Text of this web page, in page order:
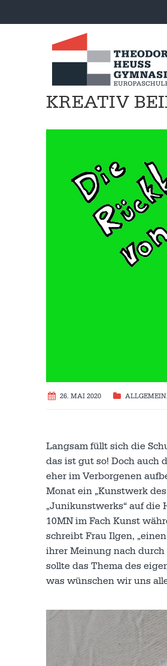
KREATIV
26. MAI 2020 ALLGEMEIN,
Langsam füllt sich die
das ist gut so! Doch auch
eher im Verborgenen
Monat ein „Kunstwerk
„Junikunstwerks“ auf die
10MN im Fach Kunst
schreibt Frau Ilgen,
ihrer Meinung nach durch
sollte das Thema des
was wünschen wir uns
Video-